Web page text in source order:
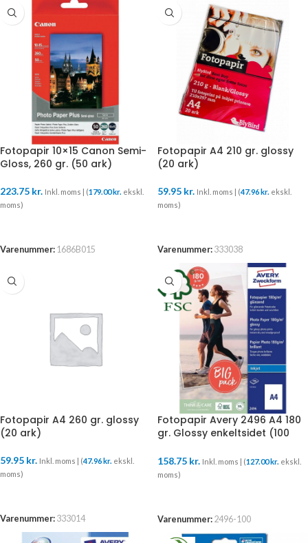
Fotopapir 10×15 Canon Semi-
Gloss, 260 gr. (50 ark)
223.75 kr. Inkl. moms | (179.00 kr. ekskl.
moms)
Varenummer: 1686B015
Fotopapir A4 210 gr. glossy
(20 ark)
59.95 kr. Inkl. moms | (47.96 kr. ekskl.
moms)
Varenummer: 333038
Fotopapir A4 260 gr. glossy
(20 ark)
59.95 kr. Inkl. moms | (47.96kr. ekskl.
moms)
Varenummer: 333014
Fotopapir Avery 2496 A4 180
gr. Glossy enkeltsidet (100
158.75 kr. Inkl. moms | (127.00kr. ekskl.
moms)
Varenummer: 2496-100